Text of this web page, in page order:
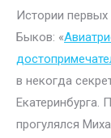
Истории первых
Быков: «
в некогда
прогулялся